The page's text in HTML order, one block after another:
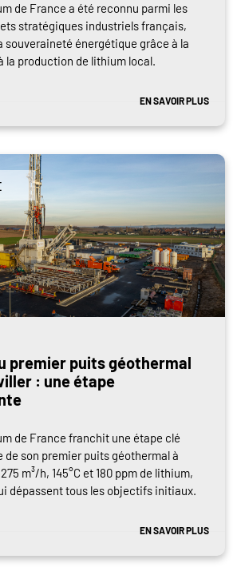
de France a été reconnu parmi les
stratégiques industriels français,
souveraineté énergétique grâce à la
la production de lithium local.
EN SAVOIR PLUS
premier puits géothermal
: une étape
de France franchit une étape clé
de son premier puits géothermal à
m³/h, 145°C et 180 ppm de lithium,
dépassent tous les objectifs initiaux.
EN SAVOIR PLUS